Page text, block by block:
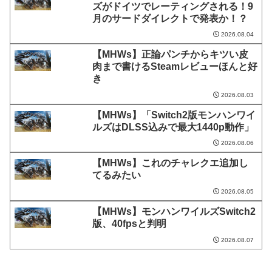
ズがドイツでレーティングされる！9
月のサードダイレクトで発表か！？
2026.08.04
【MHWs】正論パンチからキツい皮
肉まで書けるSteamレビューほんと好
き
2026.08.03
【MHWs】「Switch2版モンハンワイ
ルズはDLSS込みで最大1440p動作」
2026.08.06
【MHWs】これのチャレクエ追加し
てるみたい
2026.08.05
【MHWs】モンハンワイルズSwitch2
版、40fpsと判明
2026.08.07